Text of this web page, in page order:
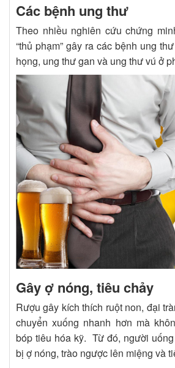
Các bệnh ung thư
Theo nhiều nghiên cứu chứng
“thủ phạm” gây ra các bệnh ung
họng, ung thư gan và ung thư vú ở
Gây ợ nóng, tiêu chảy
Rượu gây kích thích ruột non, đại
chuyển xuống nhanh hơn mà
bóp tiêu hóa kỹ. Từ đó, người
bị ợ nóng, trào ngược lên miệng và